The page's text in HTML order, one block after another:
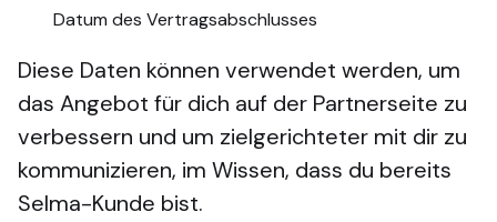
Datum des Vertragsabschlusses
Diese Daten können verwendet werden, um
das Angebot für dich auf der Partnerseite zu
verbessern und um zielgerichteter mit dir zu
kommunizieren, im Wissen, dass du bereits
Selma-Kunde bist.